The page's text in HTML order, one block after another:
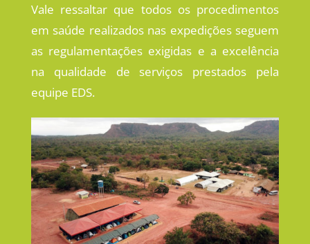
Vale ressaltar que todos os procedimentos
em saúde realizados nas expedições seguem
as regulamentações exigidas e a excelência
na qualidade de serviços prestados pela
equipe EDS.